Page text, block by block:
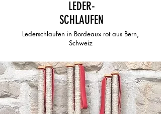
LEDER-
SCHLAUFEN
Lederschlaufen in Bordeaux rot aus Bern,
Schweiz